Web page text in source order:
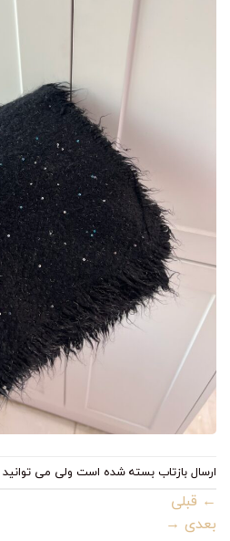
ارسال بازتاب بسته شده است ولی می توانید
← قبلی
بعدی →